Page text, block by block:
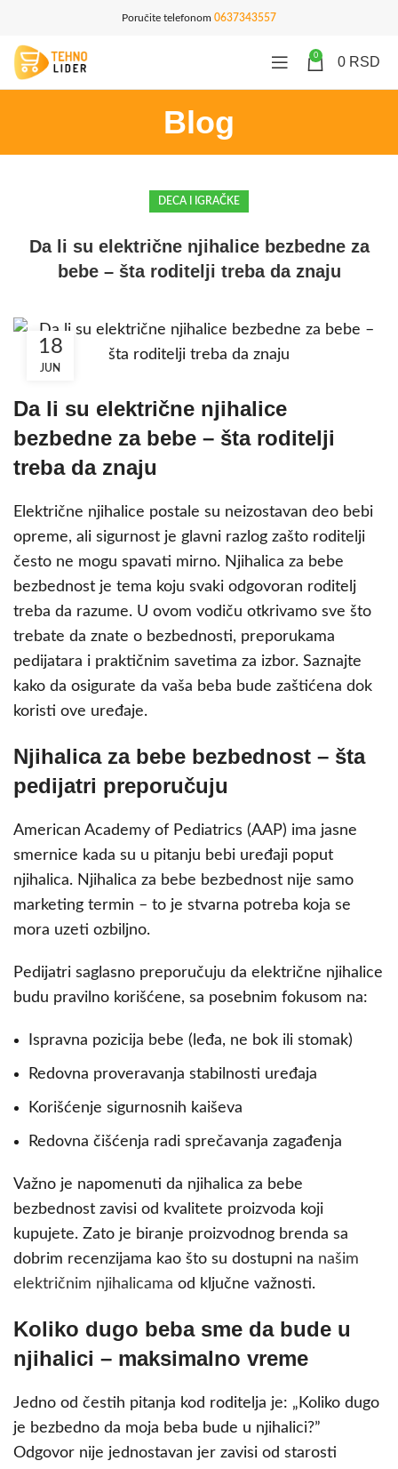
Poručite telefonom 0637343557
0 0 RSD
Blog
DECA I IGRAČKE
Da li su električne njihalice bezbedne za
bebe – šta roditelji treba da znaju
18
JUN
Da li su električne njihalice
bezbedne za bebe – šta roditelji
treba da znaju
Električne njihalice postale su neizostavan deo bebi
opreme, ali sigurnost je glavni razlog zašto roditelji
često ne mogu spavati mirno. Njihalica za bebe
bezbednost je tema koju svaki odgovoran roditelj
treba da razume. U ovom vodiču otkrivamo sve što
trebate da znate o bezbednosti, preporukama
pedijatara i praktičnim savetima za izbor. Saznajte
kako da osigurate da vaša beba bude zaštićena dok
koristi ove uređaje.
Njihalica za bebe bezbednost – šta
pedijatri preporučuju
American Academy of Pediatrics (AAP) ima jasne
smernice kada su u pitanju bebi uređaji poput
njihalica. Njihalica za bebe bezbednost nije samo
marketing termin – to je stvarna potreba koja se
mora uzeti ozbiljno.
Pedijatri saglasno preporučuju da električne njihalice
budu pravilno korišćene, sa posebnim fokusom na:
Ispravna pozicija bebe (leđa, ne bok ili stomak)
Redovna proveravanja stabilnosti uređaja
Korišćenje sigurnosnih kaiševa
Redovna čišćenja radi sprečavanja zagađenja
Važno je napomenuti da njihalica za bebe
bezbednost zavisi od kvalitete proizvoda koji
kupujete. Zato je biranje proizvodnog brenda sa
dobrim recenzijama kao što su dostupni na našim
električnim njihalicama od ključne važnosti.
Koliko dugo beba sme da bude u
njihalici – maksimalno vreme
Jedno od čestih pitanja kod roditelja je: „Koliko dugo
je bezbedno da moja beba bude u njihalici?”
Odgovor nije jednostavan jer zavisi od starosti